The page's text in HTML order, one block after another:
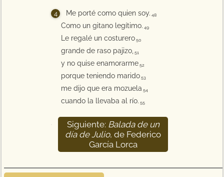
Me porté como quien soy. 48
Como un gitano legítimo. 49
Le regalé un costurero 50
grande de raso pajizo, 51
y no quise enamorarme 52
porque teniendo marido 53
me dijo que era mozuela 54
cuando la llevaba al río. 55
Siguiente: Balada de un
día de Julio, de Federico
García Lorca